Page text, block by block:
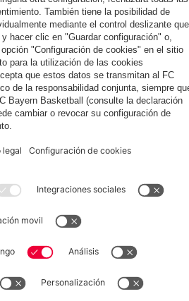
el
al
del
en el
El
entrenamiento
público del
lunes en
Tegernsee
MOMENTOS
Así fue el
Mundial de
clubes de
fans del FC
Bayern en
Leitzachtal
Lo mejor de los
entrenamientos
del FC Bayern
en mayo de
2026
Colaborador
Arena Prensa Baloncesto